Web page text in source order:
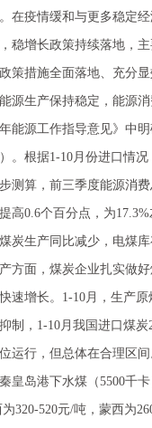
在疫情缓和与更多稳定
稳增长政策持续落地，
策措施全面落地、充分
生产保持稳定，能源消
源工作指导意见》中明
。根据1-10月份进口情况
算，前三季度能源消费
高0.6个百分点，为
生产同比减少，电煤库
面，煤炭企业扎实做好
速增长。1-10月，生产
制，1-10月我国进口煤炭
行，但总体在合理区间
皇岛港下水煤（5500千
320-520元/吨，蒙西为